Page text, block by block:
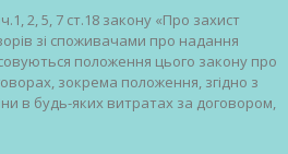
2, 5, 7 ст.18 закону «Про захист
зі споживачами про надання
положення цього закону про
зокрема положення, згідно з
в будь-яких витратах за договором,